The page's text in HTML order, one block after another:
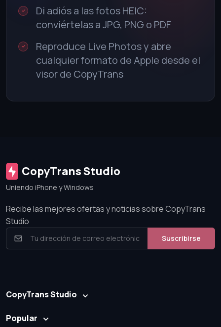
Di adiós a las fotos HEIC:
conviértelas a JPG, PNG o PDF
Reproduce Live Photos y abre
cualquier formato de Apple desde el
visor de CopyTrans
CopyTrans Studio
Uniendo iPhone y Windows
Recibe las mejores ofertas y noticias sobre CopyTrans
Studio
Suscribirse
CopyTrans Studio
Popular